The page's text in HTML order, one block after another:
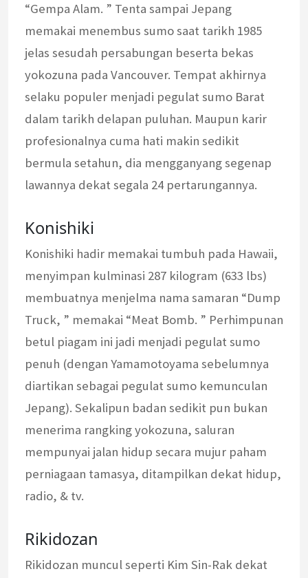
“Gempa Alam. ” Tenta sampai Jepang
memakai menembus sumo saat tarikh 1985
jelas sesudah persabungan beserta bekas
yokozuna pada Vancouver. Tempat akhirnya
selaku populer menjadi pegulat sumo Barat
dalam tarikh delapan puluhan. Maupun karir
profesionalnya cuma hati makin sedikit
bermula setahun, dia mengganyang segenap
lawannya dekat segala 24 pertarungannya.
Konishiki
Konishiki hadir memakai tumbuh pada Hawaii,
menyimpan kulminasi 287 kilogram (633 lbs)
membuatnya menjelma nama samaran “Dump
Truck, ” memakai “Meat Bomb. ” Perhimpunan
betul piagam ini jadi menjadi pegulat sumo
penuh (dengan Yamamotoyama sebelumnya
diartikan sebagai pegulat sumo kemunculan
Jepang). Sekalipun badan sedikit pun bukan
menerima rangking yokozuna, saluran
mempunyai jalan hidup secara mujur paham
perniagaan tamasya, ditampilkan dekat hidup,
radio, & tv.
Rikidozan
Rikidozan muncul seperti Kim Sin-Rak dekat